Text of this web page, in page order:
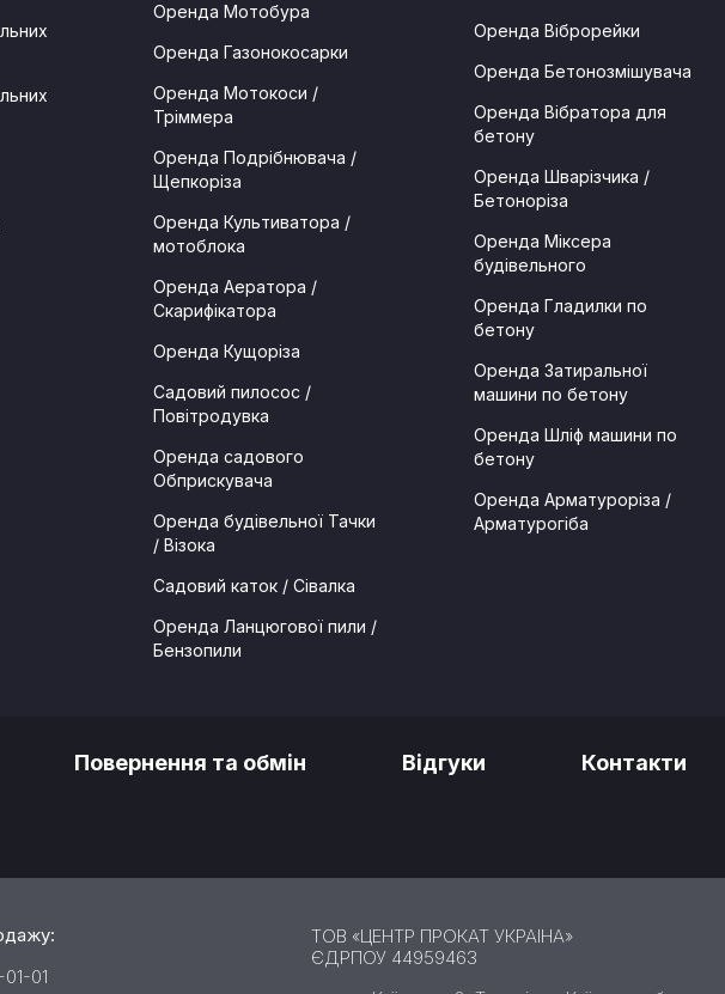
Оренда Мотобура
Оренда Газонокосарки
Оренда Мотокоси /
Тріммера
Оренда Подрібнювача /
Щепкоріза
Оренда Культиватора /
мотоблока
Оренда Аератора /
Скарифікатора
Оренда Кущоріза
Садовий пилосос /
Повітродувка
Оренда садового
Обприскувача
Оренда будівельної Тачки
/ Візока
Садовий каток / Сівалка
Оренда Ланцюгової пили /
Бензопили
Оренда Віброрейки
Оренда Бетонозмішувача
Оренда Вібратора для
бетону
Оренда Шварізчика /
Бетоноріза
Оренда Міксера
будівельного
Оренда Гладилки по
бетону
Оренда Затиральної
машини по бетону
Оренда Шліф машини по
бетону
Оренда Арматуроріза /
Арматурогіба
Повернення та обмін Відгуки Контакти
01
ТОВ «ЦЕНТР ПРОКАТ УКРАІНА»
ЄДРПОУ 44959463